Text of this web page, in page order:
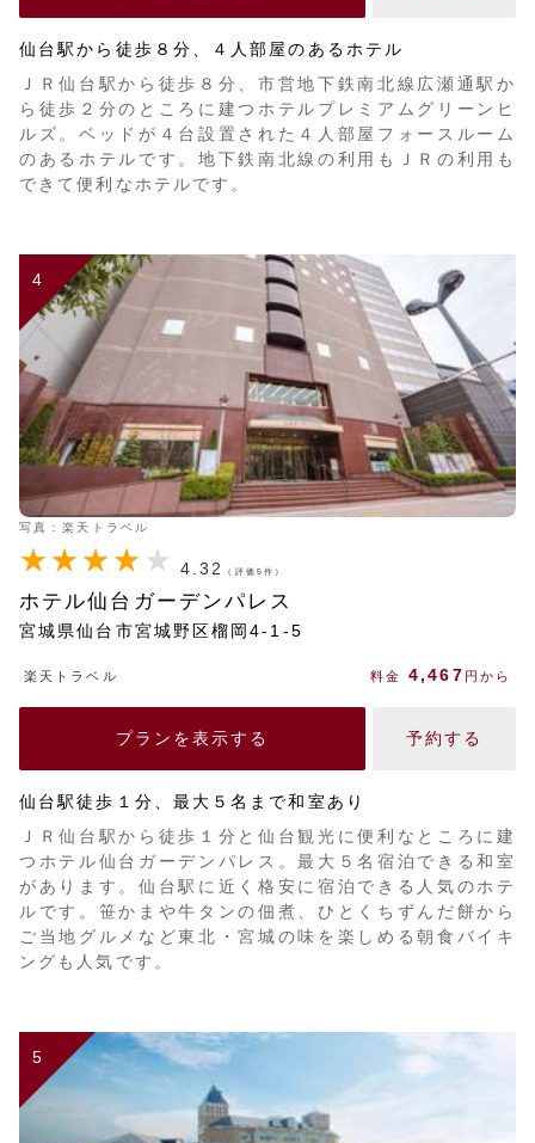
仙台駅から徒歩８分、４人部屋のあるホテル
ＪＲ仙台駅から徒歩８分、市営地下鉄南北線広瀬通駅か
ら徒歩２分のところに建つホテルプレミアムグリーンヒ
ルズ。ベッドが４台設置された４人部屋フォースルーム
のあるホテルです。地下鉄南北線の利用もＪＲの利用も
できて便利なホテルです。
4
写真：楽天トラベル
4.32 （評価5件）
ホテル仙台ガーデンパレス
宮城県仙台市宮城野区榴岡4-1-5
仙台駅徒歩１分、最大５名まで和室あり
ＪＲ仙台駅から徒歩１分と仙台観光に便利なところに建
つホテル仙台ガーデンパレス。最大５名宿泊できる和室
があります。仙台駅に近く格安に宿泊できる人気のホテ
ルです。笹かまや牛タンの佃煮、ひとくちずんだ餅から
ご当地グルメなど東北・宮城の味を楽しめる朝食バイキ
ングも人気です。
楽天トラベル 料金 4,467 円から
プランを表示する 予約する
5